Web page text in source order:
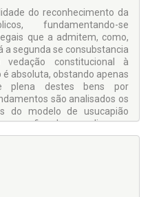
do reconhecimento da
fundamentando-se
que a admitem, como,
a segunda se consubstancia
constitucional à
absoluta, obs­tando apenas
plena destes bens por
são analisados os
do modelo de usucapião
para fins de moradia, com
modalidade aquisitiva da
ser um importante
segurança jurídica aos